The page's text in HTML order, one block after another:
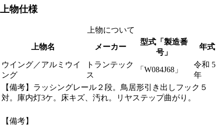
上物仕様
上物について
上物名
メーカー
型式「製造番
号」
年式
ウイング／アルミウイ
ング
トランテック
ス
「W084J68」
令和 5
年
【備考】ラッシングレール２段。鳥居形引き出しフック５
対。庫内灯3ケ。床キズ、汚れ。リヤステップ曲がり。
【備考】